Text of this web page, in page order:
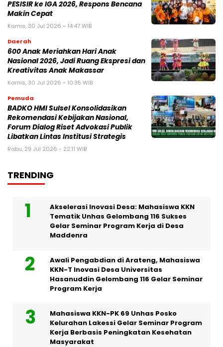
PESISIR ke IGA 2026, Respons Bencana
Makin Cepat
Kamis, 30 Jul 2026 - 14:47 WIB
Daerah
600 Anak Meriahkan Hari Anak
Nasional 2026, Jadi Ruang Ekspresi dan
Kreativitas Anak Makassar
Kamis, 30 Jul 2026 - 10:35 WIB
Pemuda
BADKO HMI Sulsel Konsolidasikan
Rekomendasi Kebijakan Nasional,
Forum Dialog Riset Advokasi Publik
Libatkan Lintas Institusi Strategis
Rabu, 29 Jul 2026 - 22:11 WIB
TRENDING
Akselerasi Inovasi Desa: Mahasiswa KKN
Tematik Unhas Gelombang 116 Sukses
Gelar Seminar Program Kerja di Desa
Maddenra
Awali Pengabdian di Arateng, Mahasiswa
KKN-T Inovasi Desa Universitas
Hasanuddin Gelombang 116 Gelar Seminar
Program Kerja
Mahasiswa KKN-PK 69 Unhas Posko
Kelurahan Lakessi Gelar Seminar Program
Kerja Berbasis Peningkatan Kesehatan
Masyarakat